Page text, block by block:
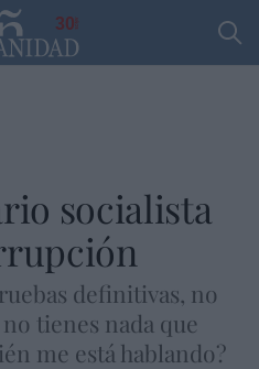
30
socialista
definitivas, no
tienes nada que
me está hablando?